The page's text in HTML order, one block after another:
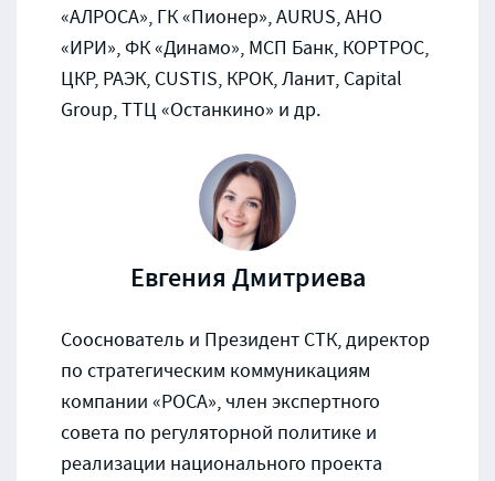
«АЛРОСА», ГК «Пионер», AURUS, АНО
«ИРИ», ФК «Динамо», МСП Банк, КОРТРОС,
ЦКР, РАЭК, CUSTIS, КРОК, Ланит, Capital
Group, ТТЦ «Останкино» и др.
Евгения Дмитриева
Сооснователь и Президент СТК, директор
по стратегическим коммуникациям
компании «РОСА», член экспертного
совета по регуляторной политике и
реализации национального проекта